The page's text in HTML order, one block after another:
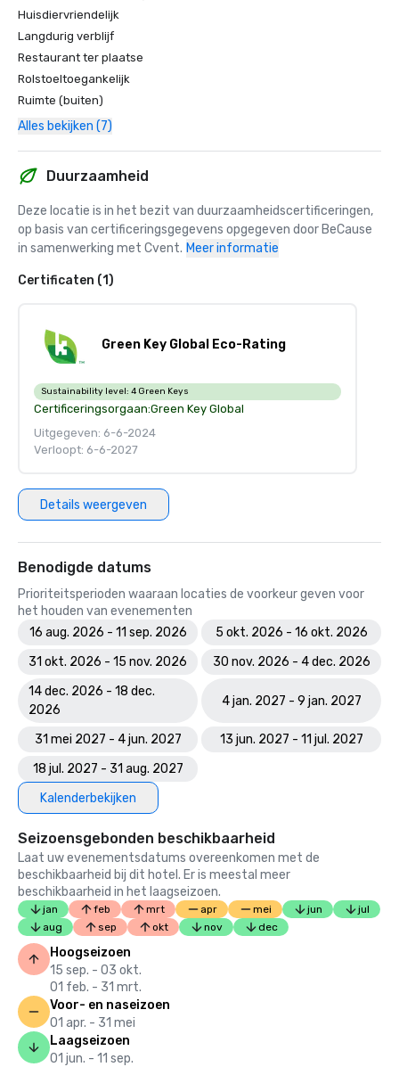
Huisdiervriendelijk
Langdurig verblijf
Restaurant ter plaatse
Rolstoeltoegankelijk
Ruimte (buiten)
Alles bekijken (7)
Duurzaamheid
Deze locatie is in het bezit van duurzaamheidscertificeringen,
op basis van certificeringsgegevens opgegeven door BeCause
in samenwerking met Cvent. Meer informatie
Certificaten (1)
Green Key Global Eco-Rating
Sustainability level: 4 Green Keys
Certificeringsorgaan:Green Key Global
Uitgegeven: 6-6-2024
Verloopt: 6-6-2027
Details weergeven
Benodigde datums
Prioriteitsperioden waaraan locaties de voorkeur geven voor
het houden van evenementen
16 aug. 2026 - 11 sep. 2026
5 okt. 2026 - 16 okt. 2026
31 okt. 2026 - 15 nov. 2026
30 nov. 2026 - 4 dec. 2026
14 dec. 2026 - 18 dec.
2026
4 jan. 2027 - 9 jan. 2027
31 mei 2027 - 4 jun. 2027
13 jun. 2027 - 11 jul. 2027
18 jul. 2027 - 31 aug. 2027
Kalenderbekijken
Seizoensgebonden beschikbaarheid
Laat uw evenementsdatums overeenkomen met de
beschikbaarheid bij dit hotel. Er is meestal meer
beschikbaarheid in het laagseizoen.
jan feb mrt apr mei jun
jul
aug
sep okt nov dec
Hoogseizoen
15 sep. - 03 okt.
01 feb. - 31 mrt.
Voor- en naseizoen
01 apr. - 31 mei
Laagseizoen
01 jun. - 11 sep.